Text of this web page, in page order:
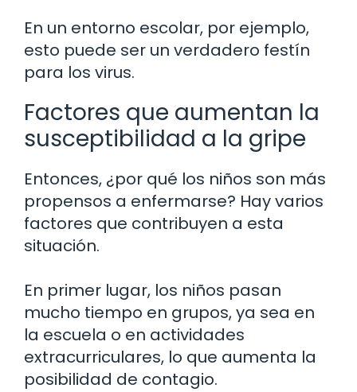
En un entorno escolar, por ejemplo,
esto puede ser un verdadero festín
para los virus.
Factores que aumentan la
susceptibilidad a la gripe
Entonces, ¿por qué los niños son más
propensos a enfermarse? Hay varios
factores que contribuyen a esta
situación.
En primer lugar, los niños pasan
mucho tiempo en grupos, ya sea en
la escuela o en actividades
extracurriculares, lo que aumenta la
posibilidad de contagio.